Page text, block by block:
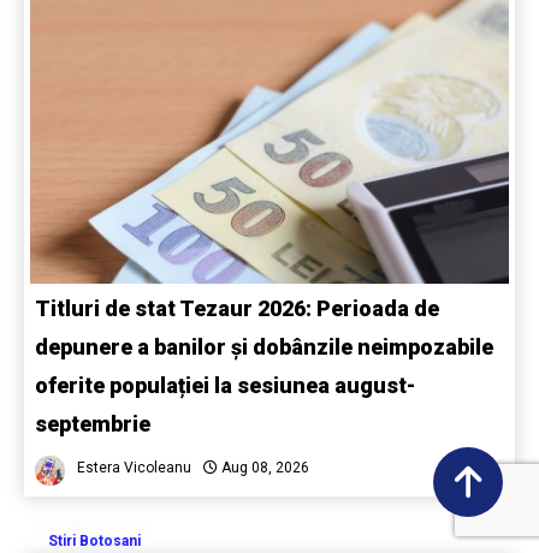
Titluri de stat Tezaur 2026: Perioada de
depunere a banilor și dobânzile neimpozabile
oferite populației la sesiunea august-
septembrie
Estera Vicoleanu Aug 08, 2026
Stiri Botosani